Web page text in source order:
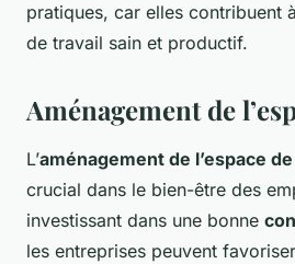
pratiques, car elles contribuent
de travail sain et productif.
Aménagement de
L’aménagement de l’espace
crucial dans le bien-être des
investissant dans une bonne
les entreprises peuvent